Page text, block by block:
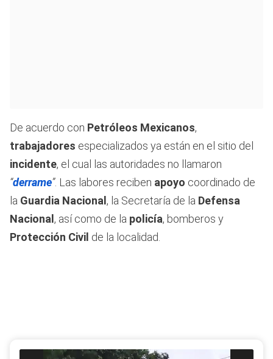
De acuerdo con Petróleos Mexicanos,
trabajadores especializados ya están en el sitio del
incidente, el cual las autoridades no llamaron
“derrame”. Las labores reciben apoyo coordinado de
la Guardia Nacional, la Secretaría de la Defensa
Nacional, así como de la policía, bomberos y
Protección Civil de la localidad.